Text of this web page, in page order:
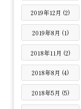
2019年12月 (2)
2019年8月 (1)
2018年11月 (2)
2018年8月 (4)
2018年5月 (5)